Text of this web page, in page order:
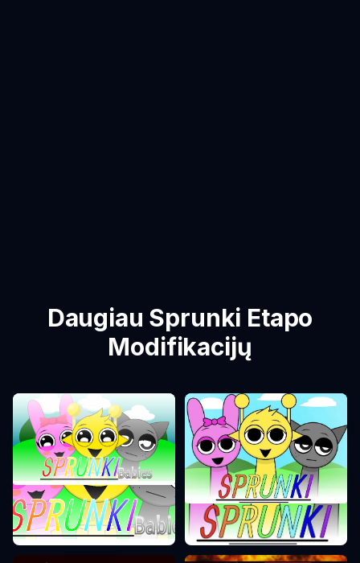
Daugiau Sprunki Etapo
Modifikacijų
Sprunki Etapas 0
Sprunki Etapas 1